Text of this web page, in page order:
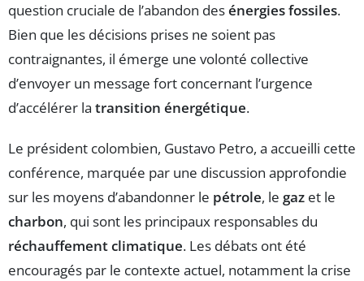
question cruciale de l’abandon desénergies fossiles.
Bien que les décisions prises ne soient pas
contraignantes, il émerge une volonté collective
d’envoyer un message fort concernant l’urgence
d’accélérer la transition énergétique.
Le président colombien, Gustavo Petro, a accueilli cette
conférence, marquée par une discussion approfondie
sur les moyens d’abandonner le pétrole, le gaz et le
charbon, qui sont les principaux responsables du
réchauffement climatique. Les débats ont été
encouragés par le contexte actuel, notamment la crise